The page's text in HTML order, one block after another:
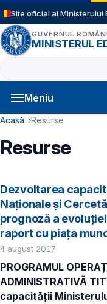
Sari la conținutul principal
Site oficial al Ministerului
GUVERNUL
MINISTERUL
Caută
Meniu
Navigație
Cale de navigare
Acasă Resurse
Resurse
Dezvoltarea
Naționale și
prognoză a
raport cu piața
4 august 2017
PROGRAMUL
ADMINISTRATIVĂ
capacității